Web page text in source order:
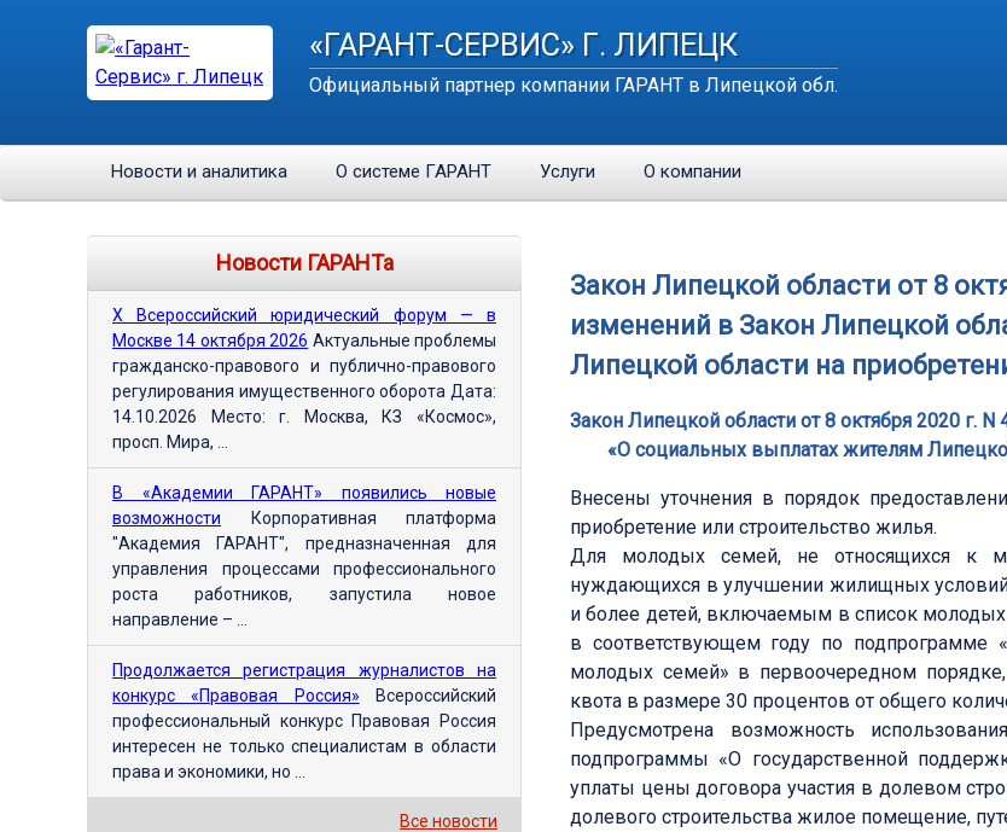
«ГАРАНТ-СЕРВИС» Г. ЛИПЕЦК
Официальный партнер компании ГАРАНТ в Липецкой обл.
Новости и аналитика О системе ГАРАНТ Услуги О компании
Закон Липецкой области от 8
изменений в Закон Липецкой
Липецкой области на
Закон Липецкой области от 8 октября 2020 г.
«О социальных выплатах жителям
Внесены уточнения в порядок
приобретение или строительство жилья.
Для молодых семей, не относящихся к
нуждающихся в улучшении жилищных
и более детей, включаемым в список
в соответствующем году по подпрограмме
молодых семей» в первоочередном порядке,
квота в размере 30 процентов от общего
Предусмотрена возможность
подпрограммы «О государственной
уплаты цены договора участия в долевом
долевого строительства жилое помещение,
Новости ГАРАНТа
Х Всероссийский юридический форум — в
Москве 14 октября 2026 Актуальные проблемы
гражданско-правового и публично-правового
регулирования имущественного оборота Дата:
14.10.2026 Место: г. Москва, КЗ «Космос»,
просп. Мира, ...
В «Академии ГАРАНТ» появились новые
возможности Корпоративная платформа
"Академия ГАРАНТ", предназначенная для
управления процессами профессионального
роста работников, запустила новое
направление – ...
Продолжается регистрация журналистов на
конкурс «Правовая Россия» Всероссийский
профессиональный конкурс Правовая Россия
интересен не только специалистам в области
права и экономики, но ...
Все новости